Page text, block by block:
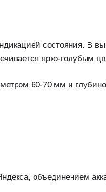
состояния. В
ярко-голубым
60-70 мм и
объединением